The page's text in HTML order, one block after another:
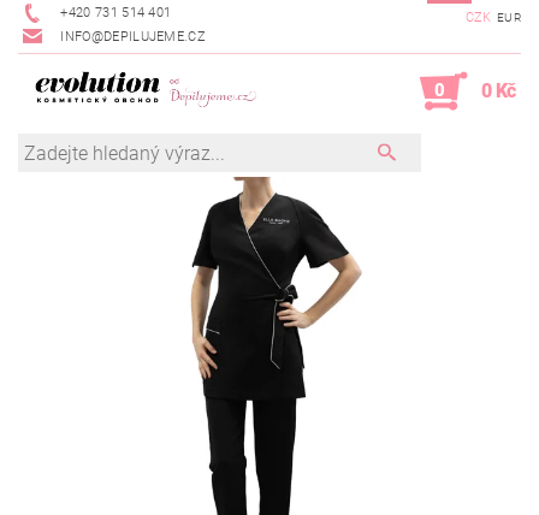
+420 731 514 401
INFO@DEPILUJEME.CZ
CZK EUR
0 0 Kč